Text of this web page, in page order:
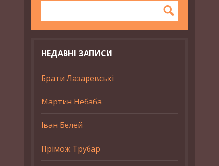
НЕДАВНІ ЗАПИСИ
Брати Лазаревські
Мартин Небаба
Іван Белей
Прімож Трубар